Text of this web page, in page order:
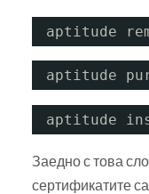
aptitude
aptitude
aptitude
Заедно с това
сертификатите